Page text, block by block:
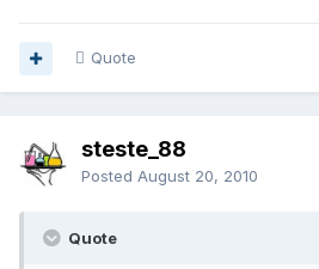
Quote
steste_88
Posted August 20, 2010
Quote